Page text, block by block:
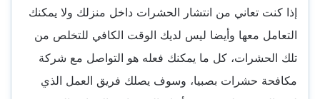
إذا كنت تعاني من انتشار الحشرات داخل منزلك ولا يمكنك
التعامل معها وأيضا ليس لديك الوقت الكافي للتخلص من
تلك الحشرات، كل ما يمكنك فعله هو التواصل مع شركة
مكافحة حشرات بصبيا، وسوف يصلك فريق العمل الذي